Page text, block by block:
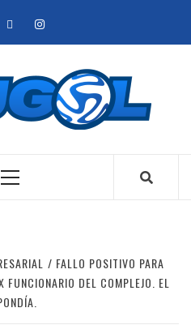
twitterinstagram
Menú
FALLO POSITIVO PARA
DEL COMPLEJO. EL